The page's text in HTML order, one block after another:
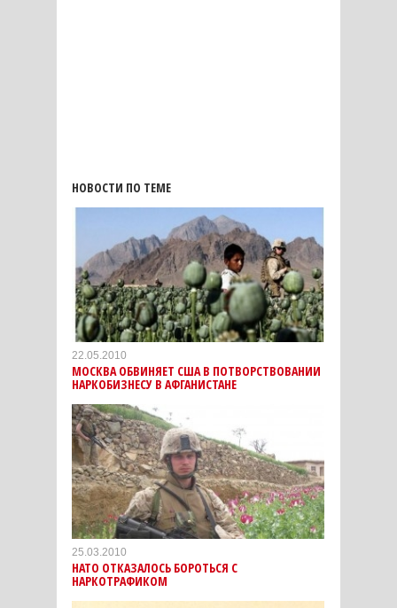
НОВОСТИ ПО ТЕМЕ
22.05.2010
МОСКВА ОБВИНЯЕТ США В ПОТВОРСТВОВАНИИ
НАРКОБИЗНЕСУ В АФГАНИСТАНЕ
25.03.2010
НАТО ОТКАЗАЛОСЬ БОРОТЬСЯ С
НАРКОТРАФИКОМ